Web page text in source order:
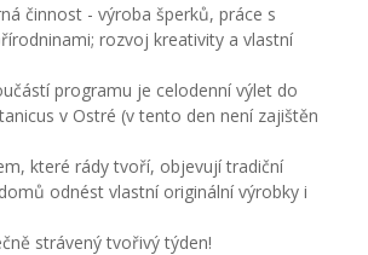
činnost - výroba šperků, práce s
rozvoj kreativity a vlastní
programu je celodenní výlet do
v Ostré (v tento den není zajištěn
které rády tvoří, objevují tradiční
odnést vlastní originální výrobky i
strávený tvořivý týden!